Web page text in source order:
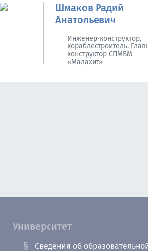
Шмаков Радий
Анатольевич
Инженер-конструктор,
кораблестроитель.
конструктор СПМБМ
«Малахит»
Университет
Сведения об образовательной